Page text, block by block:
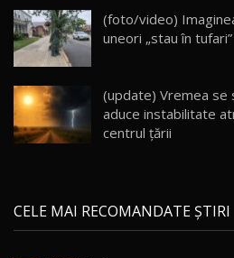
30:08
AutoBlog.MD
23:36
20
Noul ZEEKR 7X /
29:08
21
AutoBlog.MD
16:59
(foto/video)
uneori „stau în tufari”
(update) Vremea se
aduce instabilitate
centrul țării
CELE MAI RECOMANDATE ȘTIRI